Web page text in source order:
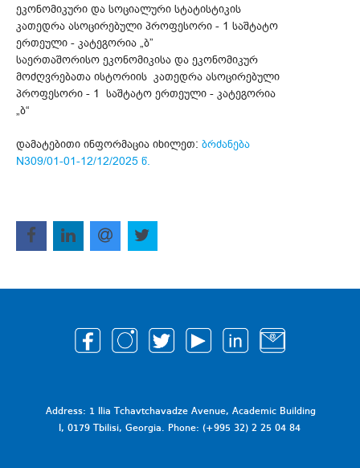
ეკონომიკური და სოციალური სტატისტიკის
კათედრა ასოცირებული პროფესორი - 1 საშტატო
ერთეული - კატეგორია „ბ”
საერთაშორისო ეკონომიკისა და ეკონომიკურ
მოძღვრებათა ისტორიის კათედრა ასოცირებული
პროფესორი - 1 საშტატო ერთეული - კატეგორია
„ბ“
დამატებითი ინფორმაცია იხილეთ: ბრძანება
N309/01-01-12/12/2025 წ.
Address: 1 Ilia Tchavtchavadze Avenue, Academic Building
I, 0179 Tbilisi, Georgia. Phone: (+995 32) 2 25 04 84